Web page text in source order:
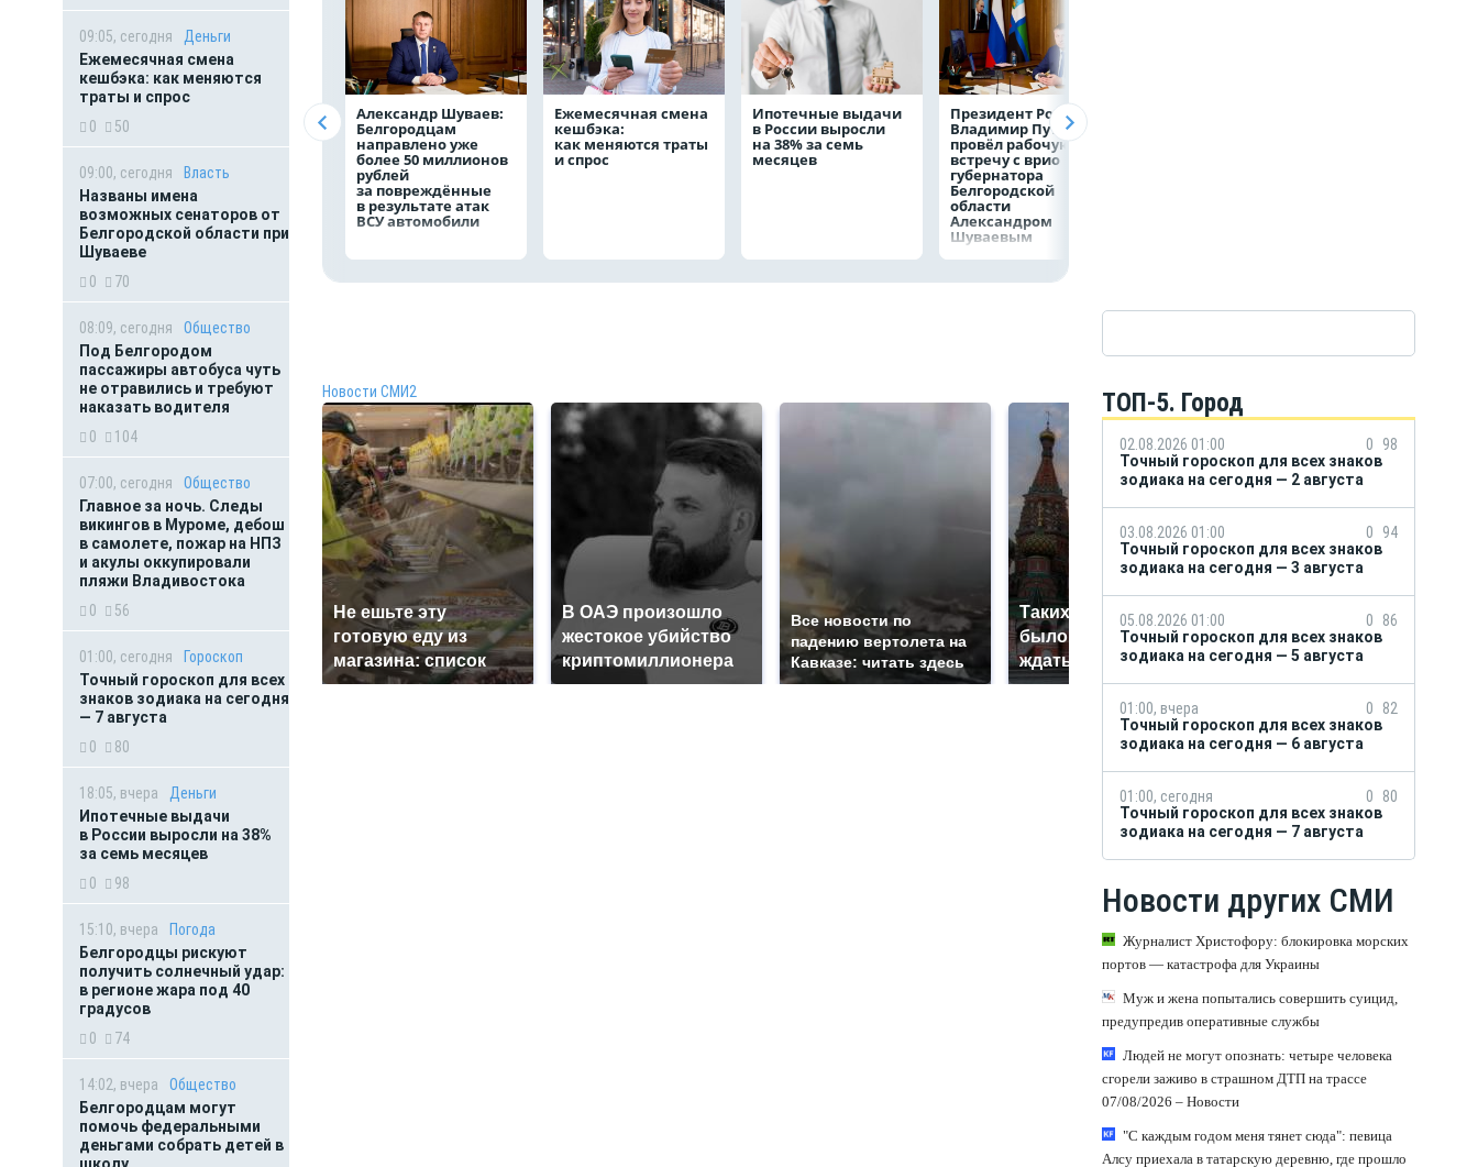
09:05, сегодня
Деньги
Ежемесячная смена
кешбэка: как меняются
траты и спрос
0
50
09:00, сегодня
Власть
Названы имена
возможных сенаторов от
Белгородской области при
Шуваеве
0
70
08:09, сегодня
Общество
Под Белгородом
пассажиры автобуса чуть
не отравились и требуют
наказать водителя
0
104
07:00, сегодня
Общество
Главное за ночь. Следы
викингов в Муроме, дебош
в самолете, пожар на НПЗ
и акулы оккупировали
пляжи Владивостока
0
56
01:00, сегодня
Гороскоп
Точный гороскоп для всех
знаков зодиака на сегодня
— 7 августа
0
80
18:05, вчера
Деньги
Ипотечные выдачи
в России выросли на 38%
за семь месяцев
0
98
15:10, вчера
Погода
Белгородцы рискуют
получить солнечный удар:
в регионе жара под 40
градусов
0
74
14:02, вчера
Общество
Белгородцам могут
помочь федеральными
деньгами собрать детей в
Александр Шуваев:
Белгородцам
направлено уже
более 50 миллионов
рублей
за повреждённые
в результате атак
ВСУ автомобили
Ежемесячная смена
кешбэка:
как меняются траты
и спрос
Ипотечные выдачи
в России выросли
на 38% за семь
месяцев
Президент России
Владимир Путин
провёл рабочую
встречу с врио
губернатора
Белгородской
области
Александром
Шуваевым
Новости СМИ2
Не ешьте эту
готовую еду из
магазина: список
В ОАЭ произошло
жестокое убийство
криптомиллионера
Все новости по
падению вертолета на
Кавказе: читать здесь
Таких событий не
было с 1945: чего
ждать всем нам?
В магазинах России
ажиотаж из-за этого
продукта: что купить?
ТОП-5. Город
02.08.2026 01:00 0
98
Точный гороскоп для всех знаков
зодиака на сегодня — 2 августа
03.08.2026 01:00 0
94
Точный гороскоп для всех знаков
зодиака на сегодня — 3 августа
05.08.2026 01:00 0
86
Точный гороскоп для всех знаков
зодиака на сегодня — 5 августа
01:00, вчера 0
82
Точный гороскоп для всех знаков
зодиака на сегодня — 6 августа
01:00, сегодня 0
80
Точный гороскоп для всех знаков
зодиака на сегодня — 7 августа
Новости других СМИ
Журналист Христофору: блокировка морских
портов — катастрофа для Украины
Муж и жена попытались совершить суицид,
предупредив оперативные службы
Людей не могут опознать: четыре человека
сгорели заживо в страшном ДТП на трассе
07/08/2026 – Новости
"С каждым годом меня тянет сюда": певица
Алсу приехала в татарскую деревню, где прошло